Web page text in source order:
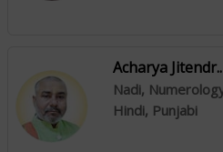
Acharya Jitendr..
Hindi, Punjabi